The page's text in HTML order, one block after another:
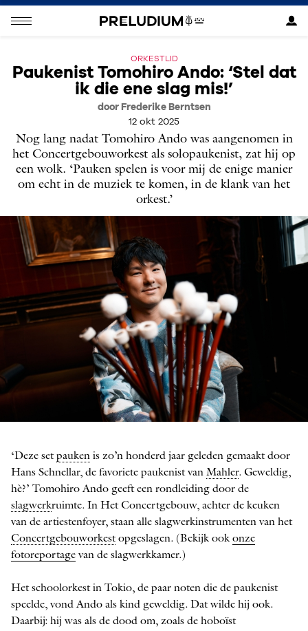
ORKESTLID
Paukenist Tomohiro Ando: ‘Stel dat
ik die ene slag mis!’
door Frederike Berntsen
12 okt 2025
Nog lang nadat Tomohiro Ando was aangenomen in
het Concertgebouworkest als solopaukenist, zat hij op
een wolk. ‘Pauken spelen is voor mij de enige manier
om echt in de muziek te komen, in de klank van het
orkest.’
FOTO: EDUARDUS LEE
‘Deze setpauken is zo’n honderd jaar geleden gemaakt door
Hans Schnellar, de favoriete paukenist van Mahler. Geweldig,
hè?’ Tomohiro Ando geeft een rondleiding door de
slagwerkruimte. In Het Concertgebouw, achter de keuken
van de artiestenfoyer, staan alle slagwerkinstrumenten van het
Concertgebouworkestopgeslagen. (Bekijk ook onze
fotoreportage van de slagwerkkamer.)
Het schoolorkest in Tokio, de paar noten die de paukenist
speelde, vond Ando als kind geweldig. Dat wilde hij ook.
Daarbij: hij was als de dood om, zoals de hoboïst